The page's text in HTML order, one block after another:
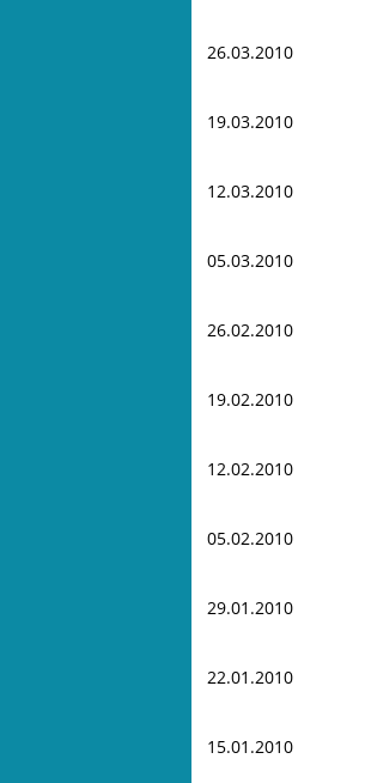
26.03.2010
19.03.2010
12.03.2010
05.03.2010
26.02.2010
19.02.2010
12.02.2010
05.02.2010
29.01.2010
22.01.2010
15.01.2010